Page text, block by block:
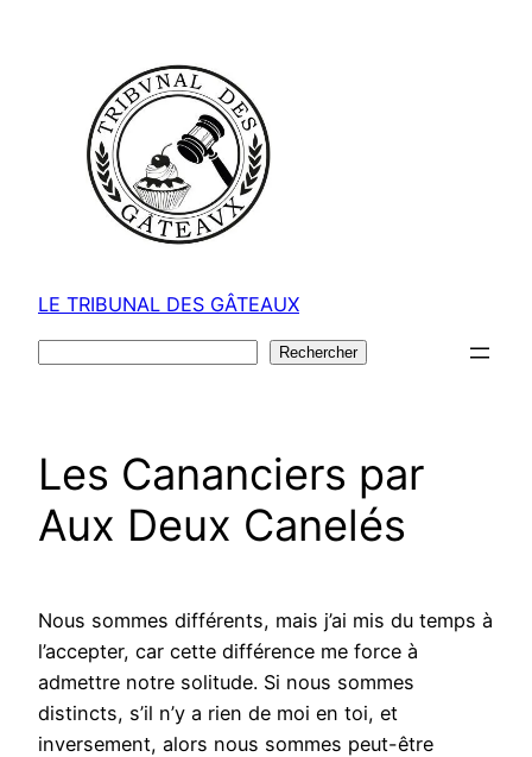
LE TRIBUNAL DES GÂTEAUX
Rechercher
Les Cananciers par
Aux Deux Canelés
Nous sommes différents, mais j’ai mis du temps à
l’accepter, car cette différence me force à
admettre notre solitude. Si nous sommes
distincts, s’il n’y a rien de moi en toi, et
inversement, alors nous sommes peut-être